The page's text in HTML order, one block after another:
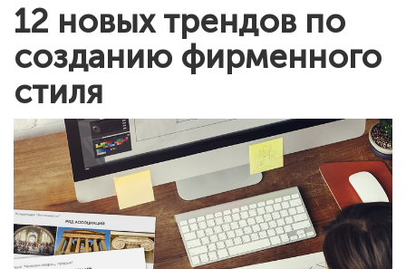
12 новых трендов по
созданию фирменного
стиля